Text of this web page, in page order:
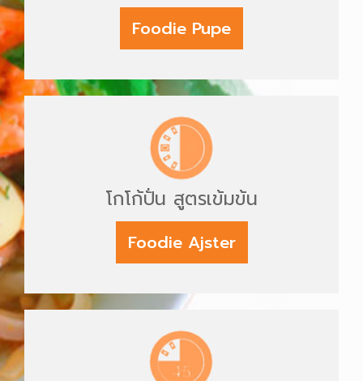
Foodie Pupe
โกโก้ปั่น สูตรเข้มข้น
Foodie Ajster